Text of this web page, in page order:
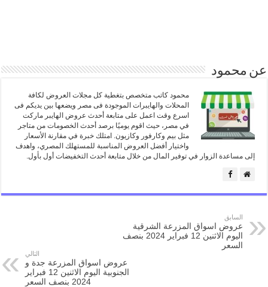
عن محمود
محمود كاتب متخصص بتغطية كل مجلات العروض لكافة
المحلات والهايبرات الموجودة فى مصر ويضعها بين يديكم فى
اسرع وقت اعمل على متابعة أحدث عروض الهايبر ماركت
في مصر، حيث اقوم يوميًا برصد أحدث الخصومات من متاجر
مثل بيم وكارفور وكازيون. امتلك خبرة في مقارنة الأسعار
واختيار أفضل العروض المناسبة للمستهلك المصري، واهدف
إلى مساعدة الزوار في توفير المال من خلال متابعة أحدث التخفيضات أول بأول.
السابق
عروض اسواق المزرعة الشرقية
اليوم الاثنين 12 فبراير 2024 بنصف
السعر
التالي
عروض اسواق المزرعة جدة و
الجنوبية اليوم الاثنين 12 فبراير
2024 بنصف السعر